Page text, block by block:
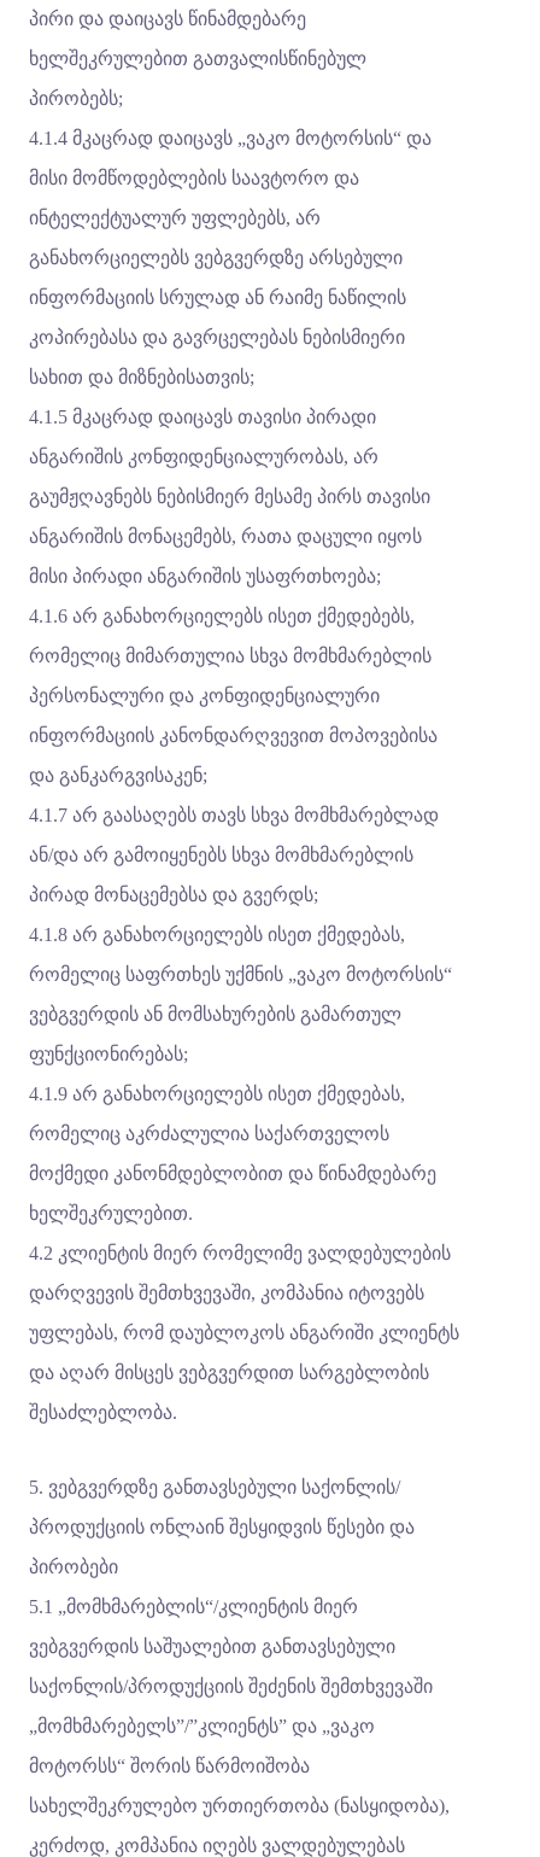
პირი და დაიცავს წინამდებარე
ხელშეკრულებით გათვალისწინებულ
პირობებს;
4.1.4 მკაცრად დაიცავს „ვაკო მოტორსის“ და
მისი მომწოდებლების საავტორო და
ინტელექტუალურ უფლებებს, არ
განახორციელებს ვებგვერდზე არსებული
ინფორმაციის სრულად ან რაიმე ნაწილის
კოპირებასა და გავრცელებას ნებისმიერი
სახით და მიზნებისათვის;
4.1.5 მკაცრად დაიცავს თავისი პირადი
ანგარიშის კონფიდენციალურობას, არ
გაუმჟღავნებს ნებისმიერ მესამე პირს თავისი
ანგარიშის მონაცემებს, რათა დაცული იყოს
მისი პირადი ანგარიშის უსაფრთხოება;
4.1.6 არ განახორციელებს ისეთ ქმედებებს,
რომელიც მიმართულია სხვა მომხმარებლის
პერსონალური და კონფიდენციალური
ინფორმაციის კანონდარღვევით მოპოვებისა
და განკარგვისაკენ;
4.1.7 არ გაასაღებს თავს სხვა მომხმარებლად
ან/და არ გამოიყენებს სხვა მომხმარებლის
პირად მონაცემებსა და გვერდს;
4.1.8 არ განახორციელებს ისეთ ქმედებას,
რომელიც საფრთხეს უქმნის „ვაკო მოტორსის“
ვებგვერდის ან მომსახურების გამართულ
ფუნქციონირებას;
4.1.9 არ განახორციელებს ისეთ ქმედებას,
რომელიც აკრძალულია საქართველოს
მოქმედი კანონმდებლობით და წინამდებარე
ხელშეკრულებით.
4.2 კლიენტის მიერ რომელიმე ვალდებულების
დარღვევის შემთხვევაში, კომპანია იტოვებს
უფლებას, რომ დაუბლოკოს ანგარიში კლიენტს
და აღარ მისცეს ვებგვერდით სარგებლობის
შესაძლებლობა.
5. ვებგვერდზე განთავსებული საქონლის/
პროდუქციის ონლაინ შესყიდვის წესები და
პირობები
5.1 „მომხმარებლის“/კლიენტის მიერ
ვებგვერდის საშუალებით განთავსებული
საქონლის/პროდუქციის შეძენის შემთხვევაში
„მომხმარებელს”/”კლიენტს” და „ვაკო
მოტორსს“ შორის წარმოიშობა
სახელშეკრულებო ურთიერთობა (ნასყიდობა),
კერძოდ, კომპანია იღებს ვალდებულებას